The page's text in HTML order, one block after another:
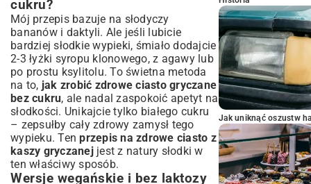
cukru?
Mój przepis bazuje na słodyczy
bananów i daktyli. Ale jeśli lubicie
bardziej słodkie wypieki, śmiało dodajcie
2-3 łyżki syropu klonowego, z agawy lub
po prostu ksylitolu. To świetna metoda
na to, jak zrobić zdrowe ciasto gryczane
bez cukru, ale nadal zaspokoić apetyt na
słodkości. Unikajcie tylko białego cukru
– zepsułby cały zdrowy zamysł tego
wypieku. Tenprzepis na zdrowe ciasto z
kaszy gryczanejjest z natury słodki w
ten właściwy sposób.
Wersje wegańskie i bez laktozy
Jak uniknąć oszustw